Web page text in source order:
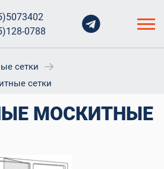
0788
сетки
сетки
МОСКИТНЫЕ